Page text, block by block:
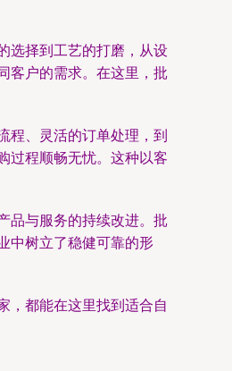
选择到工艺的打磨，从设
客户的需求。在这里，批
程、灵活的订单处理，到
过程顺畅无忧。这种以客
品与服务的持续改进。批
中树立了稳健可靠的形
，都能在这里找到适合自